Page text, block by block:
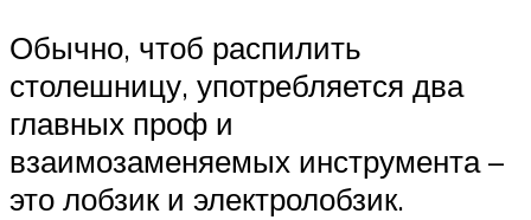
Обычно, чтоб распилить
столешницу, употребляется два
главных проф и
взаимозаменяемых инструмента –
это лобзик и электролобзик.